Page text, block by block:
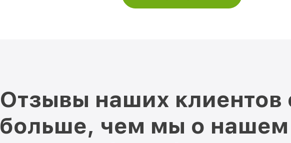
Отзывы наших клиентов
больше, чем мы о нашем